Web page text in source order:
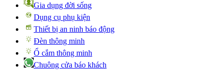
Gia dụng đời sống
Dụng cụ phụ kiện
Thiết bị an ninh báo động
Đèn thông minh
Ổ cắm thông minh
Chuông cửa báo khách